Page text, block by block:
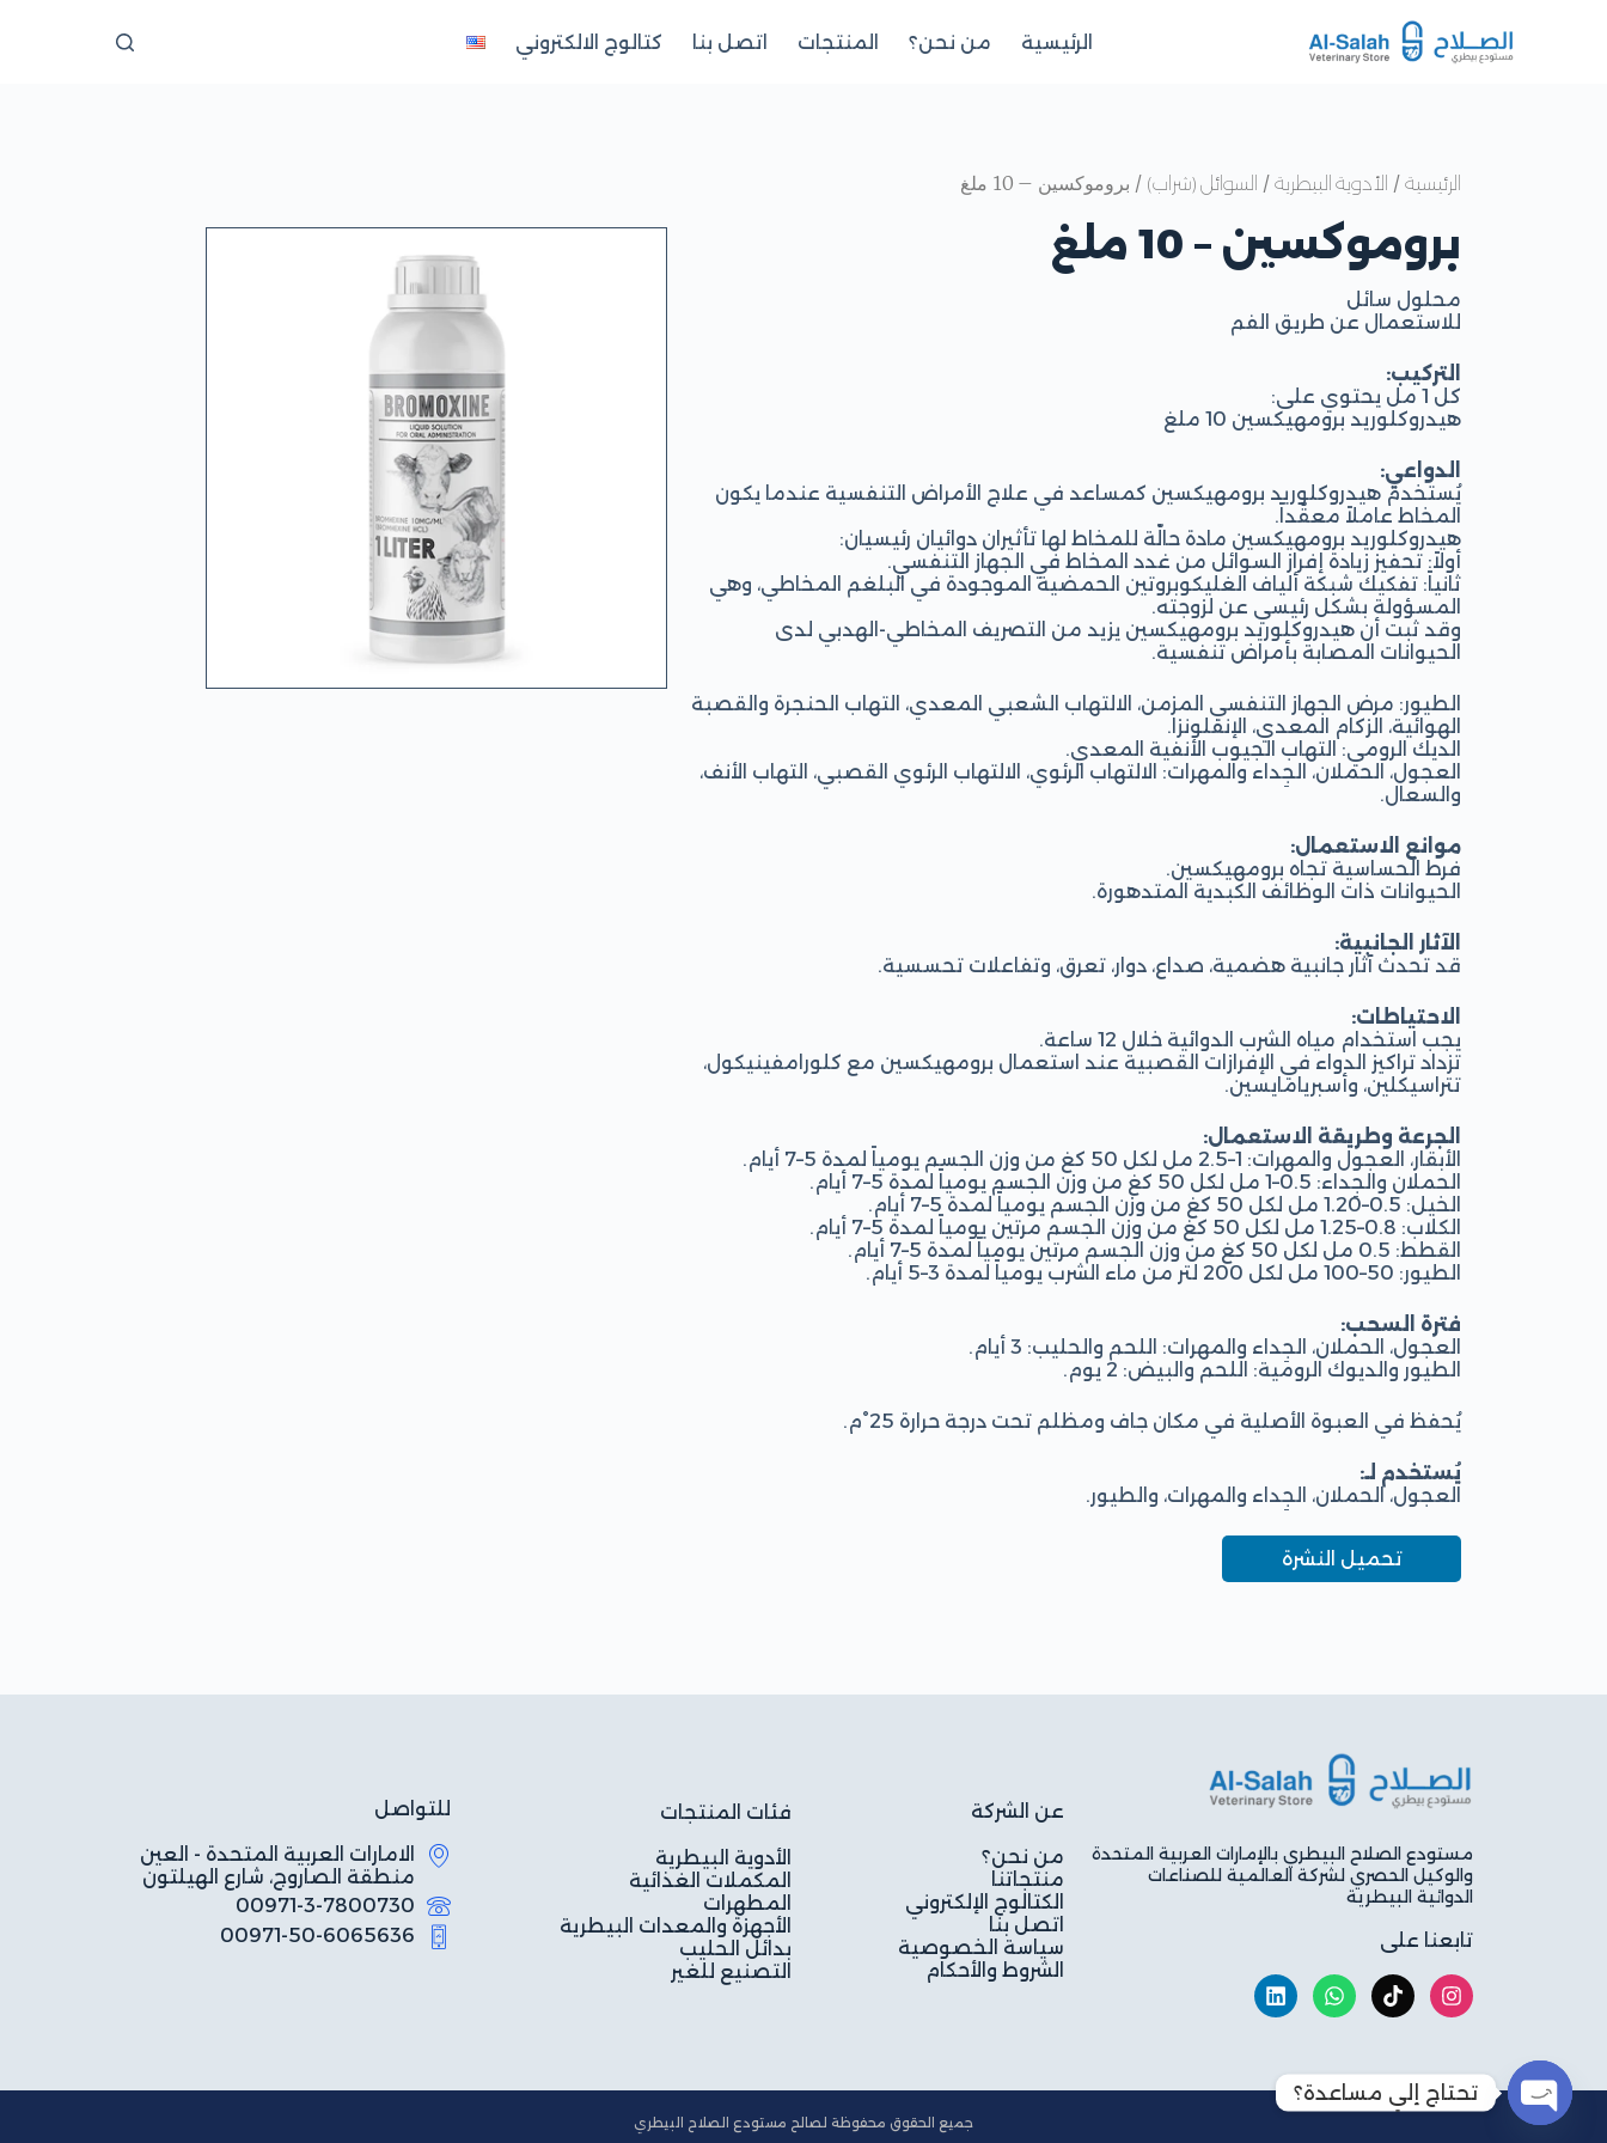
الرئيسية من نحن؟ المنتجات اتصل بنا كتالوج الالكتروني
الرئيسية / الأدوية البيطرية / السوائل (شراب) / بروموكسين – 10 ملغ
بروموكسين – 10 ملغ
محلول سائل
للاستعمال عن طريق الفم
التركيب:
كل 1 مل يحتوي على:
هيدروكلوريد برومهيكسين 10 ملغ
الدواعي:
يُستخدم هيدروكلوريد برومهيكسين كمساعد في علاج الأمراض التنفسية عندما يكون
المخاط عاملاً معقّداً.
هيدروكلوريد برومهيكسين مادة حالّة للمخاط لها تأثيران دوائيان رئيسيان:
أولاً: تحفيز زيادة إفراز السوائل من غدد المخاط في الجهاز التنفسي.
ثانياً: تفكيك شبكة ألياف الغليكوبروتين الحمضية الموجودة في البلغم المخاطي، وهي
المسؤولة بشكل رئيسي عن لزوجته.
وقد ثبت أن هيدروكلوريد برومهيكسين يزيد من التصريف المخاطي-الهدبي لدى
الحيوانات المصابة بأمراض تنفسية.
الطيور: مرض الجهاز التنفسي المزمن، الالتهاب الشعبي المعدي، التهاب الحنجرة والقصبة
الهوائية، الزكام المعدي، الإنفلونزا.
الديك الرومي: التهاب الجيوب الأنفية المعدي.
العجول، الحملان، الجِداء والمهرات: الالتهاب الرئوي، الالتهاب الرئوي القصبي، التهاب الأنف،
والسعال.
موانع الاستعمال:
فرط الحساسية تجاه برومهيكسين.
الحيوانات ذات الوظائف الكبدية المتدهورة.
الآثار الجانبية:
قد تحدث آثار جانبية هضمية، صداع، دوار، تعرق، وتفاعلات تحسسية.
الاحتياطات:
يجب استخدام مياه الشرب الدوائية خلال 12 ساعة.
تزداد تراكيز الدواء في الإفرازات القصبية عند استعمال برومهيكسين مع كلورامفينيكول،
تتراسيكلين، وأسبريامايسين.
الجرعة وطريقة الاستعمال:
الأبقار، العجول والمهرات: 1–2.5 مل لكل 50 كغ من وزن الجسم يومياً لمدة 5–7 أيام.
الحملان والجِداء: 0.5–1 مل لكل 50 كغ من وزن الجسم يومياً لمدة 5–7 أيام.
الخيل: 0.5–1.20 مل لكل 50 كغ من وزن الجسم يومياً لمدة 5–7 أيام.
الكلاب: 0.8–1.25 مل لكل 50 كغ من وزن الجسم مرتين يومياً لمدة 5–7 أيام.
القطط: 0.5 مل لكل 50 كغ من وزن الجسم مرتين يومياً لمدة 5–7 أيام.
الطيور: 50–100 مل لكل 200 لتر من ماء الشرب يومياً لمدة 3–5 أيام.
فترة السحب:
العجول، الحملان، الجِداء والمهرات: اللحم والحليب: 3 أيام.
الطيور والديوك الرومية: اللحم والبيض: 2 يوم.
يُحفظ في العبوة الأصلية في مكان جاف ومظلم تحت درجة حرارة 25°م.
يُستخدم لـ:
العجول، الحملان، الجِداء والمهرات، والطيور.
تحميل النشرة
مستودع الصلاح البيطري بالإمارات العربية المتحدة
والوكيل الحصري لشركة العالمية للصناعات
الدوائية البيطرية
تابعنا على
عن الشركة
من نحن؟
منتجاتنا
الكتالوج الإلكتروني
اتصل بنا
سياسة الخصوصية
الشروط والأحكام
فئات المنتجات
الأدوية البيطرية
المكملات الغذائية
المطهرات
الأجهزة والمعدات البيطرية
بدائل الحليب
التصنيع للغير
للتواصل
الامارات العربية المتحدة - العين
منطقة الصاروج، شارع الهيلتون
00971-3-7800730
00971-50-6065636
جميع الحقوق محفوظة لصالح مستودع الصلاح البيطري
تحتاج إلي مساعدة؟